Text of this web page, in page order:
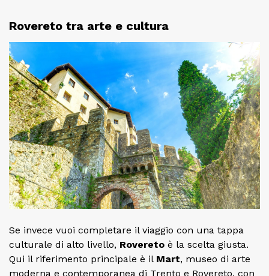
Rovereto tra arte e cultura
Se invece vuoi completare il viaggio con una tappa
culturale di alto livello, Rovereto è la scelta giusta.
Qui il riferimento principale è il Mart, museo di arte
moderna e contemporanea di Trento e Rovereto, con